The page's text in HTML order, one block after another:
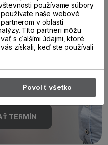
sa s
u nás na
TERMÍN
používame súbory
naše webové
v oblasti
Títo partneri môžu
s ďalšími údajmi, ktoré
získali, keď ste používali
Povoliť všetko